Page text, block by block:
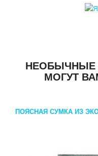
НЕОБЫЧНЫЕ
МОГУТ
ПОЯСНАЯ СУМКА ИЗ